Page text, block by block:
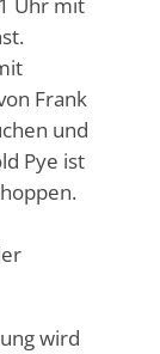
Uhr mit
Frank
und
Pye ist
wird